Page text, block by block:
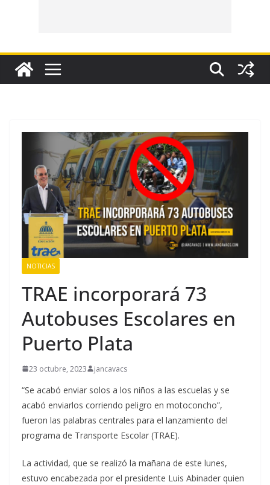
NOTICIAS
TRAE incorporará 73
Autobuses Escolares en
Puerto Plata
23 octubre, 2023 jancavacs
“Se acabó enviar solos a los niños a las escuelas y se
acabó enviarlos corriendo peligro en motoconcho”,
fueron las palabras centrales para el lanzamiento del
programa de Transporte Escolar (TRAE).
La actividad, que se realizó la mañana de este lunes,
estuvo encabezada por el presidente Luis Abinader quien